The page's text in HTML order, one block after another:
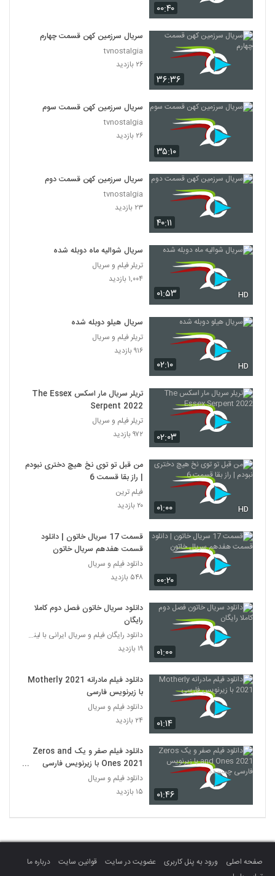
۰۰:۴۰
۳۶:۳۶
سریال سرزمین کهن قسمت چهارم
tvnostalgia
۲۶ بازدید
۳۵:۱۰
سریال سرزمین کهن قسمت سوم
tvnostalgia
۲۶ بازدید
۴۰:۱۱
سریال سرزمین کهن قسمت دوم
tvnostalgia
۲۳ بازدید
۰۱:۵۳ HD
سریال شوالیه ماه دوبله شده
تریلر فیلم و سریال
۱,۰۰۴ بازدید
۰۲:۱۰ HD
سریال هیلو دوبله شده
تریلر فیلم و سریال
۹۱۶ بازدید
۰۲:۰۳
تریلر سریال مار اسکس The Essex
Serpent 2022
تریلر فیلم و سریال
۹۷۲ بازدید
۰۱:۰۰ HD
من قبل تو توی نخ هیچ دختری نبودم
| راز بقا قسمت 6
فیلم ترین
۲۰ بازدید
۰۰:۲۰
قسمت 17 سریال خاتون | دانلود
قسمت هفدهم سریال خاتون
دانلود فیلم و سریال
۵۴۸ بازدید
۰۱:۰۰
دانلود سریال خاتون فصل دوم کاملا
رایگان
دانلود رایگان فیلم و سریال ایرانی با لینک مستقیم
۱۹ بازدید
۰۱:۱۴
دانلود فیلم مادرانه Motherly 2021
با زیرنویس فارسی
دانلود فیلم و سریال
۲۴ بازدید
۰۱:۴۶
دانلود فیلم صفر و یک Zeros and
Ones 2021 با زیرنویس فارسی
چسبیده
دانلود فیلم و سریال
۱۵ بازدید
صفحه اصلی ورود به پنل کاربری عضویت در سایت قوانین سایت
درباره ما